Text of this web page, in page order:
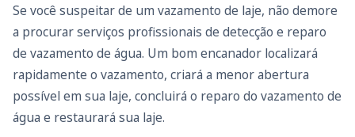
Se você suspeitar de um vazamento de laje, não demore
a procurar serviços profissionais de detecção e reparo
de vazamento de água. Um bom encanador localizará
rapidamente o vazamento, criará a menor abertura
possível em sua laje, concluirá o reparo do vazamento de
água e restaurará sua laje.